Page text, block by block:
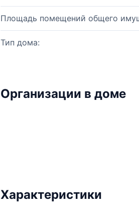
Площадь помещений общего
Тип дома:
Организации в доме
Характеристики